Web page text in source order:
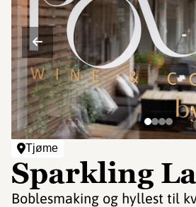
Tjøme
Sparkling
Boblesmaking og hyllest til